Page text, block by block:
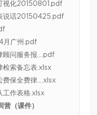
视化20150801.pdf
说话20150425.pdf
月广州.pdf
顾问服务报….pdf
检索备忘表.xlsx
费保全费律….xlsx
工作表格.xlsx
（课件）